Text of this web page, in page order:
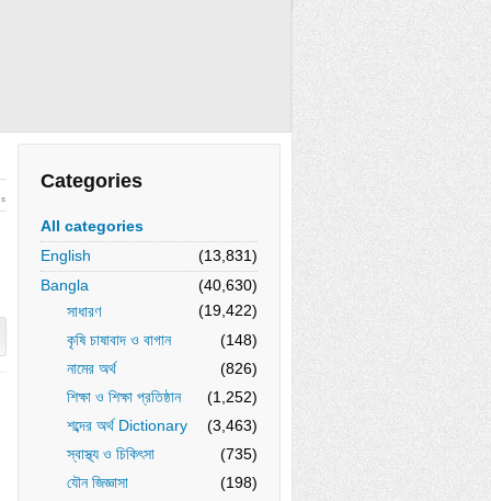
Categories
All categories
English
(13,831)
Bangla
(40,630)
সাধারণ
(19,422)
কৃষি চাষাবাদ ও বাগান
(148)
নামের অর্থ
(826)
শিক্ষা ও শিক্ষা প্রতিষ্ঠান
(1,252)
শব্দের অর্থ Dictionary
(3,463)
স্বাস্থ্য ও চিকিৎসা
(735)
যৌন জিজ্ঞাসা
(198)